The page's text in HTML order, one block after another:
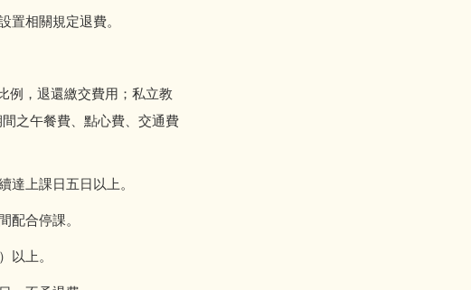
設置相關規定退費。
，退還繳交費用；私立教
之午餐費、點心費、交通費
上課日五日以上。
合停課。
上。